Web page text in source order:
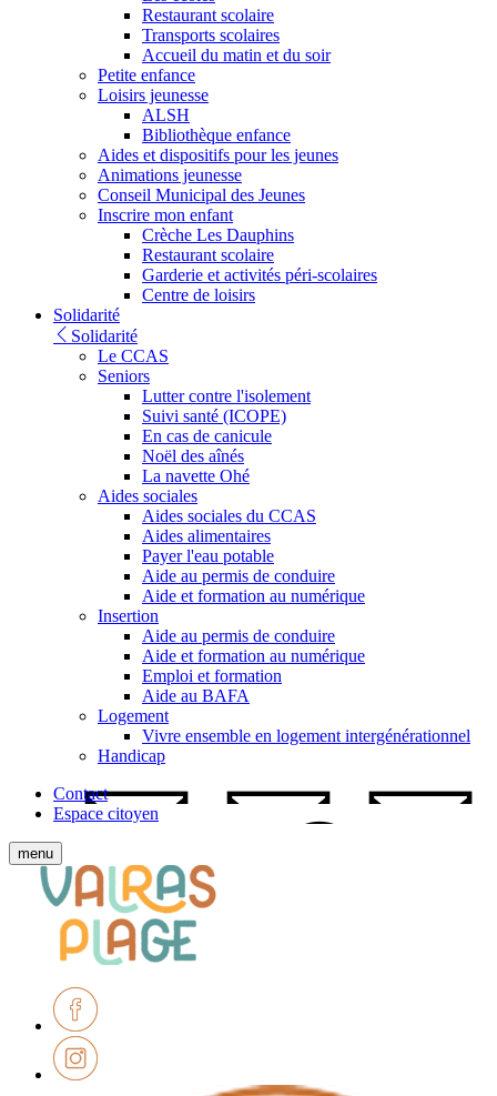
Restaurant scolaire
Transports scolaires
Accueil du matin et du soir
Petite enfance
Loisirs jeunesse
ALSH
Bibliothèque enfance
Aides et dispositifs pour les jeunes
Animations jeunesse
Conseil Municipal des Jeunes
Inscrire mon enfant
Crèche Les Dauphins
Restaurant scolaire
Garderie et activités péri-scolaires
Centre de loisirs
Solidarité
Solidarité
Le CCAS
Seniors
Lutter contre l'isolement
Suivi santé (ICOPE)
En cas de canicule
Noël des aînés
La navette Ohé
Aides sociales
Aides sociales du CCAS
Aides alimentaires
Payer l'eau potable
Aide au permis de conduire
Aide et formation au numérique
Insertion
Aide au permis de conduire
Aide et formation au numérique
Emploi et formation
Aide au BAFA
Logement
Vivre ensemble en logement intergénérationnel
Handicap
Contact
Espace citoyen
Afficher
le
menu
mobile
menu